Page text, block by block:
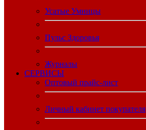
Усатые Умницы
Пульс Здоровья
Журналы
CЕРВИСЫ
Оптовый прайс-лист
Личный кабинет покупателя